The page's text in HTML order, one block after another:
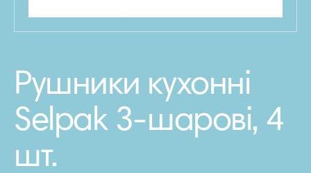
Рушники кухонні
Selpak 3-шарові, 4
шт.